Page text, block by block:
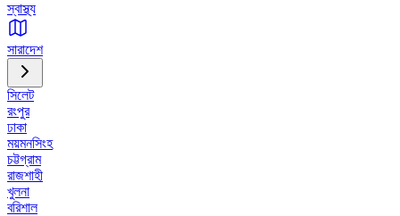
স্বাস্থ্য
সারাদেশ
সিলেট
রংপুর
ঢাকা
ময়মনসিংহ
চট্টগ্রাম
রাজশাহী
খুলনা
বরিশাল